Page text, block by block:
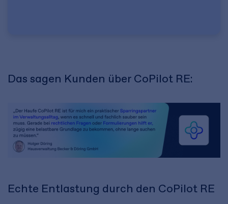
Das sagen Kunden über CoPilot RE:
Echte Entlastung durch den CoPilot RE